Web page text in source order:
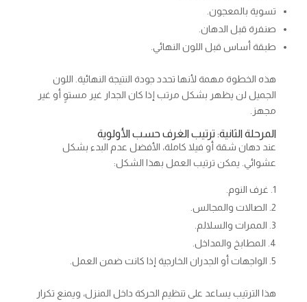
تسوية بالمعجون.
صنفرة قبل الدهان.
طبقة أساس قبل اللون النهائي.
هذه الخطوة مهمة لأنها تحدد جودة النتيجة النهائية. اللون
الجميل لن يظهر بشكل مرتب إذا كان الجدار غير مستوٍ أو غير
مجهز.
المرحلة الثانية: ترتيب الغرف حسب الأولوية
عند دهان شقة أو فيلا كاملة، الأفضل عدم البدء بشكل
عشوائي. يمكن ترتيب العمل بهذا الشكل:
غرف النوم.
الصالات والمجالس.
الممرات والسلالم.
المطابخ والمداخل.
الواجهات أو الجدران الخارجية إذا كانت ضمن العمل.
هذا الترتيب يساعد على تنظيم الحركة داخل المنزل، ويمنع تكرار